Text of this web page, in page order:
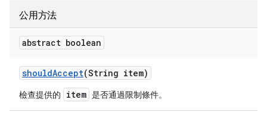
公用方法
abstract boolean
shouldAccept(String item)
檢查提供的 item 是否通過限制條件。